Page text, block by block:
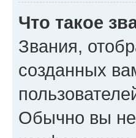
Что такое
Звания,
созданных
Обычно вы не